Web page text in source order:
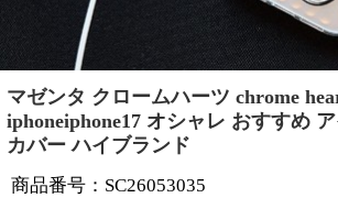
マゼンタ クロームハーツ chrome
iphoneiphone17 オシャレ おすすめ
カバー ハイブランド
商品番号：SC26053035